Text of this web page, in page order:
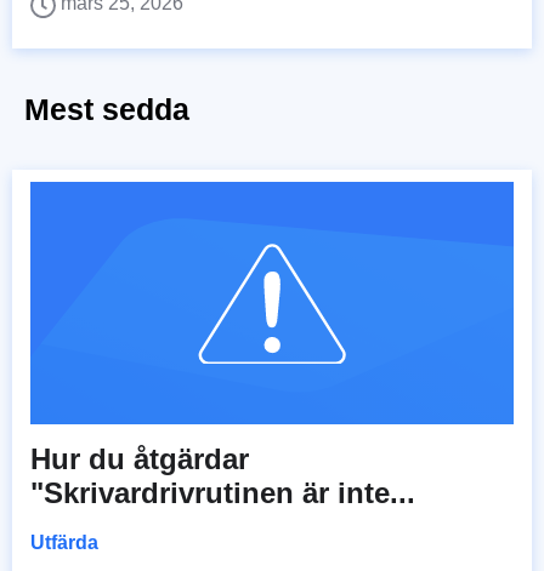
Mest sedda
Hur du åtgärdar
"Skrivardrivrutinen är inte...
Utfärda